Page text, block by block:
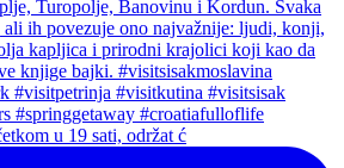
u 19 sati, održat ć